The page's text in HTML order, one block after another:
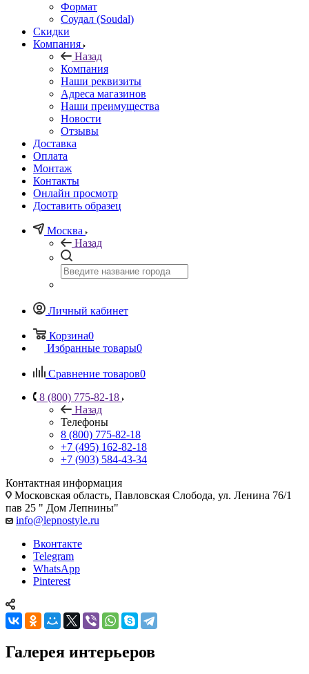
Формат
Соудал (Soudal)
Скидки
Компания
Назад
Компания
Наши реквизиты
Адреса магазинов
Наши преимущества
Новости
Отзывы
Доставка
Оплата
Монтаж
Контакты
Онлайн просмотр
Доставить образец
Москва
Назад
Личный кабинет
Корзина0
Избранные товары0
Сравнение товаров0
8 (800) 775-82-18
Назад
Телефоны
8 (800) 775-82-18
+7 (495) 162-82-18
+7 (903) 584-43-34
Контактная информация
Московская область, Павловская Слобода, ул. Ленина 76/1
пав 25 " Дом Лепнины"
info@lepnostyle.ru
Вконтакте
Telegram
WhatsApp
Pinterest
Галерея интерьеров